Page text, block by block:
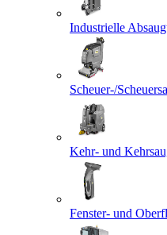
Industrielle
Scheuer-/
Kehr- und
Fenster- und